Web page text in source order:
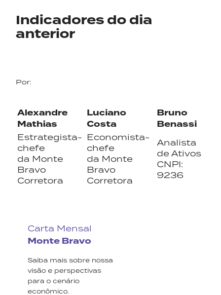
Indicadores do dia
anterior
Por:
Alexandre
Mathias
Luciano
Costa
Bruno
Benassi
Estrategista-
chefe
da Monte
Bravo
Corretora
Economista-
chefe
da Monte
Bravo
Corretora
Analista
de Ativos
CNPI:
9236
Carta Mensal
Monte Bravo
Saiba mais sobre nossa
visão e perspectivas
para o cenário
econômico.